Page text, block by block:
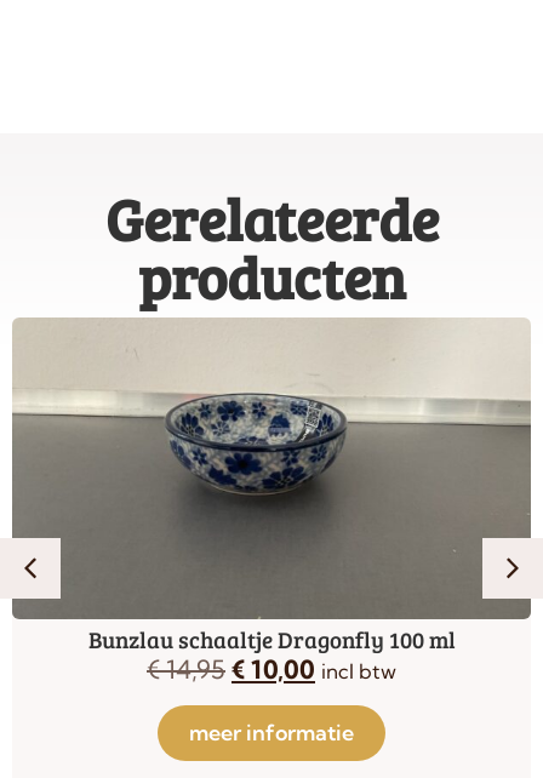
Gerelateerde
producten
Bunzlau schaaltje Dragonfly 100 ml
€14,95€10,00 incl btw
meer informatie